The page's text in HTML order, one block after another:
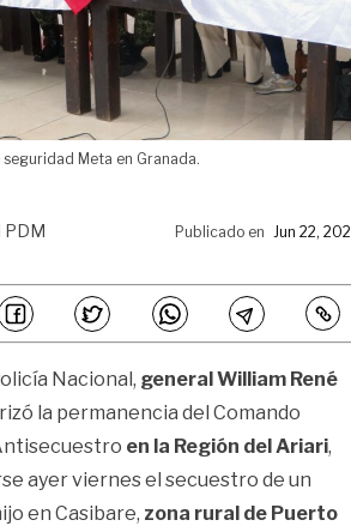
seguridad Meta en Granada.
PDM Publicado en Jun 22,
Nacional, general William René
la permanencia del Comando
en la Región del Ariari,
ayer viernes el secuestro de un
en Casibare, zona rural de Puerto